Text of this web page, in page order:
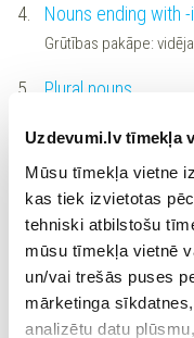
Uzdevumi.lv tīmekļa
Mūsu tīmekļa vietne
kas tiek izvietotas
tehniski atbilstošu
mūsu tīmekļa vietnē
un/vai trešās puses
mārketinga
analizētu datu
4. Nouns ending with -
Grūtības pakāpe: vidēja
5. Plural nouns
6. Proper nouns
Grūtības pakāpe: vidēja
7. Singular or plural in
Grūtības pakāpe: vidēja
8. Countable and